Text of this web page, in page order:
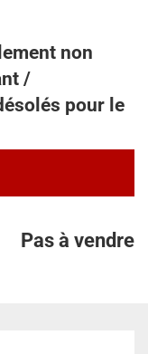
non
/
pour le
Pas à vendre